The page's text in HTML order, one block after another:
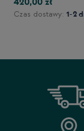
Czas dostawy: 1-2